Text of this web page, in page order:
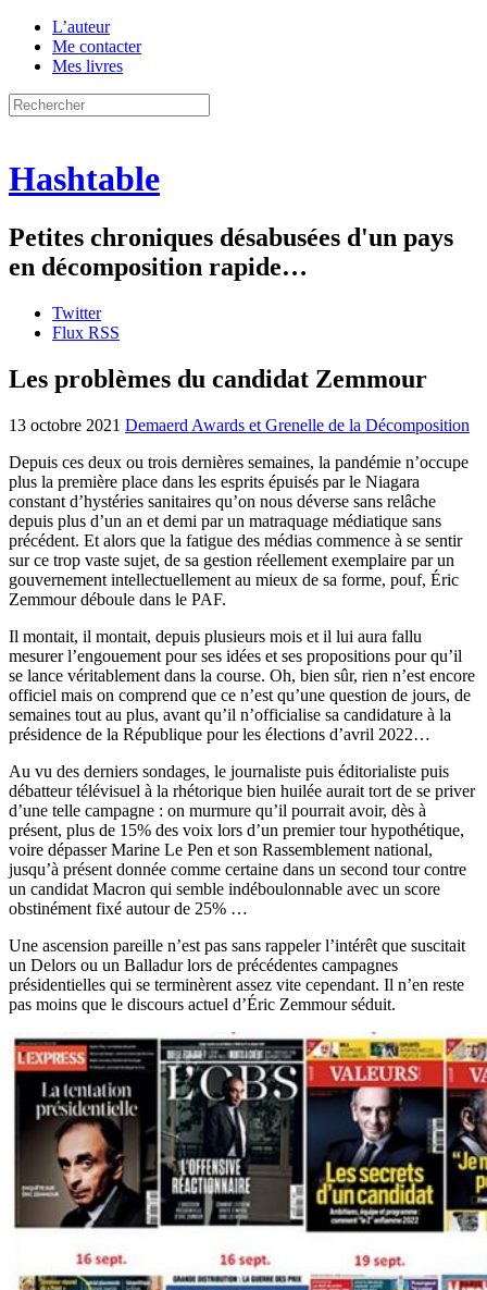
L’auteur
Me contacter
Mes livres
Hashtable
Petites chroniques désabusées d'un pays
en décomposition rapide…
Twitter
Flux RSS
Les problèmes du candidat Zemmour
13 octobre 2021 Demaerd Awards et Grenelle de la Décomposition
Depuis ces deux ou trois dernières semaines, la pandémie n’occupe
plus la première place dans les esprits épuisés par le Niagara
constant d’hystéries sanitaires qu’on nous déverse sans relâche
depuis plus d’un an et demi par un matraquage médiatique sans
précédent. Et alors que la fatigue des médias commence à se sentir
sur ce trop vaste sujet, de sa gestion réellement exemplaire par un
gouvernement intellectuellement au mieux de sa forme, pouf, Éric
Zemmour déboule dans le PAF.
Il montait, il montait, depuis plusieurs mois et il lui aura fallu
mesurer l’engouement pour ses idées et ses propositions pour qu’il
se lance véritablement dans la course. Oh, bien sûr, rien n’est encore
officiel mais on comprend que ce n’est qu’une question de jours, de
semaines tout au plus, avant qu’il n’officialise sa candidature à la
présidence de la République pour les élections d’avril 2022…
Au vu des derniers sondages, le journaliste puis éditorialiste puis
débatteur télévisuel à la rhétorique bien huilée aurait tort de se priver
d’une telle campagne : on murmure qu’il pourrait avoir, dès à
présent, plus de 15% des voix lors d’un premier tour hypothétique,
voire dépasser Marine Le Pen et son Rassemblement national,
jusqu’à présent donnée comme certaine dans un second tour contre
un candidat Macron qui semble indéboulonnable avec un score
obstinément fixé autour de 25% …
Une ascension pareille n’est pas sans rappeler l’intérêt que suscitait
un Delors ou un Balladur lors de précédentes campagnes
présidentielles qui se terminèrent assez vite cependant. Il n’en reste
pas moins que le discours actuel d’Éric Zemmour séduit.